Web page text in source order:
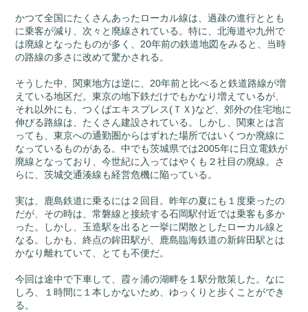
かつて全国にたくさんあったローカル線は、過疎の進行ととも
に乗客が減り、次々と廃線されている。特に、北海道や九州で
は廃線となったものが多く、20年前の鉄道地図をみると、当時
の路線の多さに改めて驚かされる。
そうした中、関東地方は逆に、20年前と比べると鉄道路線が増
えている地区だ。東京の地下鉄だけでもかなり増えているが、
それ以外にも、つくばエキスプレス(ＴＸ)など、郊外の住宅地に
伸びる路線は、たくさん建設されている。しかし、関東とは言
っても、東京への通勤圏からはずれた場所ではいくつか廃線に
なっているものがある。中でも茨城県では2005年に日立電鉄が
廃線となっており、今世紀に入ってはやくも２社目の廃線。さ
らに、茨城交通湊線も経営危機に陥っている。
実は、鹿島鉄道に乗るには２回目。昨年の夏にも１度乗ったの
だが、その時は、常磐線と接続する石岡駅付近では乗客も多か
った。しかし、玉造駅を出ると一挙に閑散としたローカル線と
なる。しかも、終点の鉾田駅が、鹿島臨海鉄道の新鉾田駅とは
かなり離れていて、とても不便だ。
今回は途中で下車して、霞ヶ浦の湖畔を１駅分散策した。なに
しろ、１時間に１本しかないため、ゆっくりと歩くことができ
る。